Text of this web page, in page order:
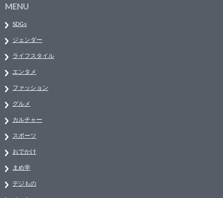
MENU
SDGs
ジェンダー
ライフスタイル
エンタメ
ファッション
グルメ
カルチャー
スポーツ
おでかけ
まめ学
デジもの